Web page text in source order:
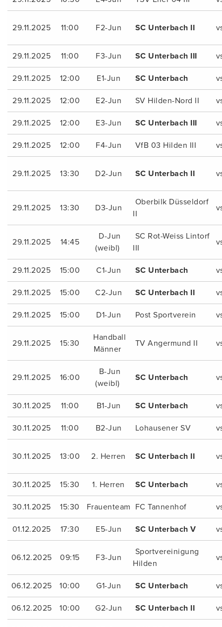
29.11.2025 11:00 F2-Jun SC Unterbach II
29.11.2025 11:00 F3-Jun SC Unterbach III
29.11.2025 12:00 E1-Jun SC Unterbach
29.11.2025 12:00 E2-Jun SV Hilden-Nord II
29.11.2025 12:00 E3-Jun SC Unterbach III
29.11.2025 12:00 F4-Jun VfB 03 Hilden III
29.11.2025 13:30 D2-Jun SC Unterbach II
29.11.2025 13:30 D3-Jun
Oberbilk Düsseldorf
II
29.11.2025 14:45
D-Jun
(weibl)
SC Rot-Weiss Lintorf
III
29.11.2025 15:00 C1-Jun SC Unterbach
29.11.2025 15:00 C2-Jun SC Unterbach II
29.11.2025 15:00 D1-Jun Post Sportverein
29.11.2025 15:30
Handball
Männer
TV Angermund II
29.11.2025 16:00
B-Jun
(weibl)
SC Unterbach
30.11.2025 11:00 B1-Jun SC Unterbach
30.11.2025 11:00 B2-Jun Lohausener SV
30.11.2025 13:00 2. Herren SC Unterbach II
30.11.2025 15:30 1. Herren SC Unterbach
30.11.2025 15:30 Frauenteam FC Tannenhof
01.12.2025 17:30 E5-Jun SC Unterbach V
06.12.2025 09:15 F3-Jun
Sportvereinigung
Hilden
06.12.2025 10:00 G1-Jun SC Unterbach
06.12.2025 10:00 G2-Jun SC Unterbach II